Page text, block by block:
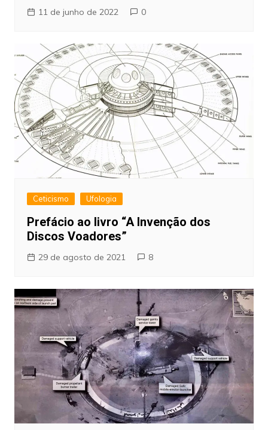
11 de junho de 2022 0
Ceticismo Ufologia
Prefácio ao livro “A Invenção dos
Discos Voadores”
29 de agosto de 2021 8